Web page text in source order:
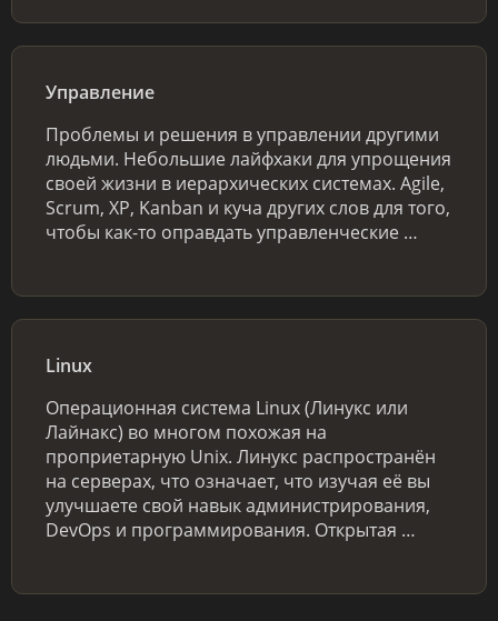
Управление
Проблемы и решения в управлении другими
людьми. Небольшие лайфхаки для упрощения
своей жизни в иерархических системах. Agile,
Scrum, XP, Kanban и куча других слов для того,
чтобы как-то оправдать управленческие …
Linux
Операционная система Linux (Линукс или
Лайнакс) во многом похожая на
проприетарную Unix. Линукс распространён
на серверах, что означает, что изучая её вы
улучшаете свой навык администрирования,
DevOps и программирования. Открытая …